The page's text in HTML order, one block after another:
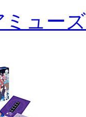
ュー